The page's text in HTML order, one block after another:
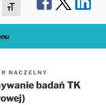
High Contrast
Toggle Font size
NACZELNY
badań TK